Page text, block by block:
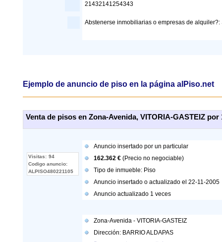
21432141254343
Abstenerse inmobiliarias o empresas de
Ejemplo de anuncio de piso en la página alPiso.net
Venta de pisos en Zona-Avenida, VITORIA-GASTEIZ por
Visitas: 94
Codigo anuncio:
ALPISO480221105
Anuncio insertado por un particular
162.362 € (Precio no negociable)
Tipo de inmueble: Piso
Anuncio insertado o actualizado el 22-11-2005
Anuncio actualizado 1 veces
Zona-Avenida - VITORIA-GASTEIZ
Dirección: BARRIO ALDAPAS